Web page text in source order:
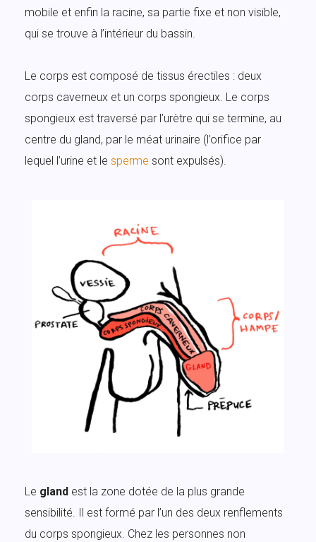
mobile et enfin la racine, sa partie fixe et non visible,
qui se trouve à l’intérieur du bassin.
Le corps est composé de tissus érectiles : deux
corps caverneux et un corps spongieux. Le corps
spongieux est traversé par l’urètre qui se termine, au
centre du gland, par le méat urinaire (l’orifice par
lequel l’urine et le sperme sont expulsés).
Le gland est la zone dotée de la plus grande
sensibilité. Il est formé par l’un des deux renflements
du corps spongieux. Chez les personnes non